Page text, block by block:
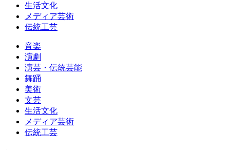
生活文化
メディア芸術
伝統工芸
音楽
演劇
演芸・伝統芸能
舞踊
美術
文芸
生活文化
メディア芸術
伝統工芸